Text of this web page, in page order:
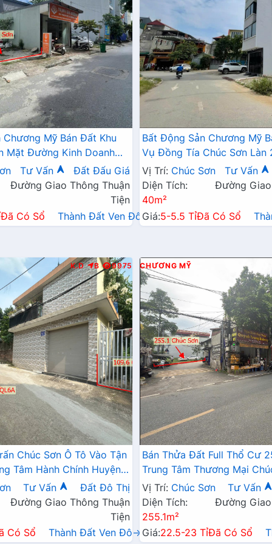
Chương Mỹ Bán Đất Khu
Mặt Đường Kinh Doanh
Dưới Chân Chung Cư
Tư Vấn
Đất Đấu Giá
Đường Giao Thông Thuận
Tiện
Đã Có Sổ Thành Đất Ven Đô→
Bất Động Sản Chương Mỹ
Vụ Đồng Tía Chúc Sơn Làn
QL6A Ngay Gần Trung Tâm
Phường Chương Mỹ
Vị Trí: Chúc Sơn Tư Vấn
Diện Tích:
40m²
Đường
Giá:5-5.5 TỉĐã Có Sổ
K.D B 9975
Chúc Sơn Ô Tô Vào Tận
Tâm Hành Chính Huyện
Tư Vấn
Đất Đô Thị
Đường Giao Thông Thuận
Tiện
Có Sổ Thành Đất Ven Đô→
CHƯƠNG MỸ
Bán Thửa Đất Full Thổ Cư
Trung Tâm Thương Mại
Đường QL6A
Vị Trí: Chúc Sơn Tư Vấn
Diện Tích:
255.1m²
Đường
Giá:22.5-23 TỉĐã Có Sổ